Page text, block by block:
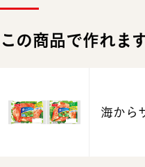
この商品で作れま
海から